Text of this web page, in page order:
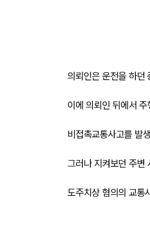
의뢰인은 운전을 하던
이에 의뢰인 뒤에서
비접촉교통사고를 발
그러나 지켜보던 주변
도주치상 혐의의 교통